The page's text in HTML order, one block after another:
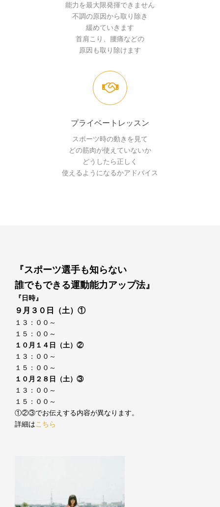
能力を最大限発揮できません
不調の原因から取り除き
緩めていきます
首肩こり、腰痛などの
原因も取り除けます
プライベートレッスン
スポーツ時の動きを見て
どの筋肉が使えていないか
どうしたら正しく
使えるようになるかアドバイス
『スポーツ選手も知らない
誰でもできる運動能力アップ法』
『日時』
９月３０日（土）①
１３：００～
１５：００～
１０月１４日（土）②
１３：００～
１５：００～
１０月２８日（土）③
１３：００～
１５：００～
①②③でお伝えする内容が異なります。
詳細はこちら